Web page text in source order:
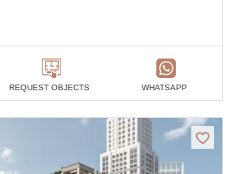
REQUEST OBJECTS WHATSAPP